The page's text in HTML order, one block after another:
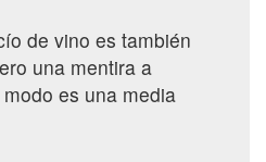
de vino es también
una mentira a
es una media